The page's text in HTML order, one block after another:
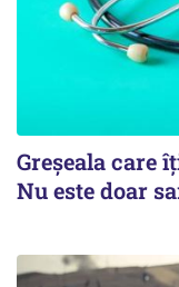
Greșeala care
Nu este doar